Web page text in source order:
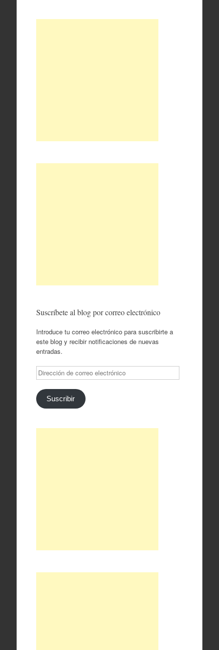
Suscríbete al blog por correo electrónico
Introduce tu correo electrónico para suscribirte a
este blog y recibir notificaciones de nuevas
entradas.
Dirección
de
correo
electrónico
Suscribir